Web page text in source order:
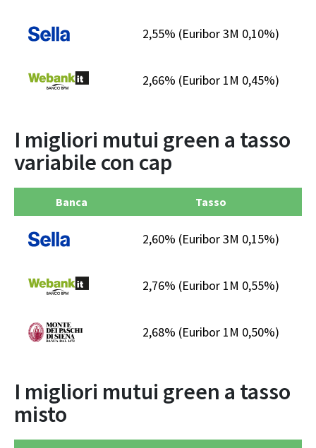
2,55% (Euribor 3M 0,10%)
2,66% (Euribor 1M 0,45%)
I migliori mutui green a tasso
variabile con cap
Banca Tasso
2,60% (Euribor 3M 0,15%)
2,76% (Euribor 1M 0,55%)
2,68% (Euribor 1M 0,50%)
I migliori mutui green a tasso
misto